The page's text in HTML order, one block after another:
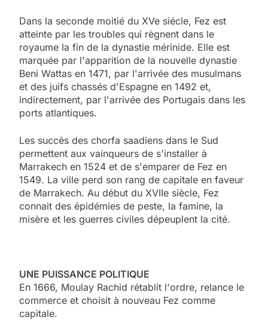
Dans la seconde moitié du XVe siécle, Fez est
atteinte par les troubles qui règnent dans le
royaume la fin de la dynastie mérinide. Elle est
marquée par l'apparition de la nouvelle dynastie
Beni Wattas en 1471, par l'arrivée des musulmans
et des juifs chassés d'Espagne en 1492 et,
indirectement, par l'arrivée des Portugais dans les
ports atlantiques.
Les succès des chorfa saadiens dans le Sud
permettent aux vainqueurs de s'installer à
Marrakech en 1524 et de s'emparer de Fez en
1549. La ville perd son rang de capitale en faveur
de Marrakech. Au début du XVIIe siècle, Fez
connait des épidémies de peste, la famine, la
misère et les guerres civiles dépeuplent la cité.
UNE PUISSANCE POLITIQUE
En 1666, Moulay Rachid rétablit l'ordre, relance le
commerce et choisit à nouveau Fez comme
capitale.